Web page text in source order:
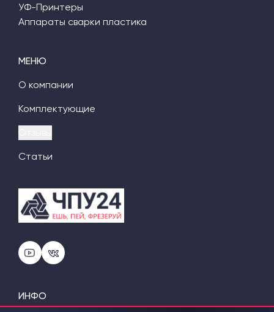
МЕНЮ
О компании
Комплектующие
Статьи
УФ-Принтеры
Аппараты сварки пластика
ИНФО